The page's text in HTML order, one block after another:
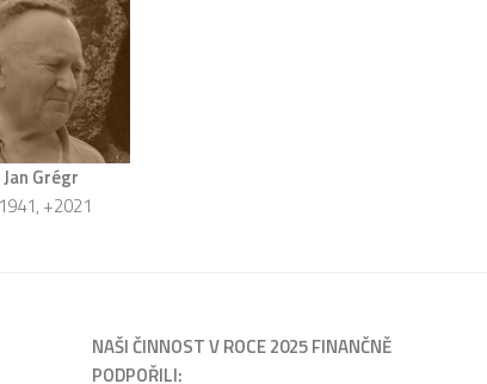
Jan Grégr
+2021
NAŠI ČINNOST V ROCE 2025 FINANČNĚ
PODPOŘILI: